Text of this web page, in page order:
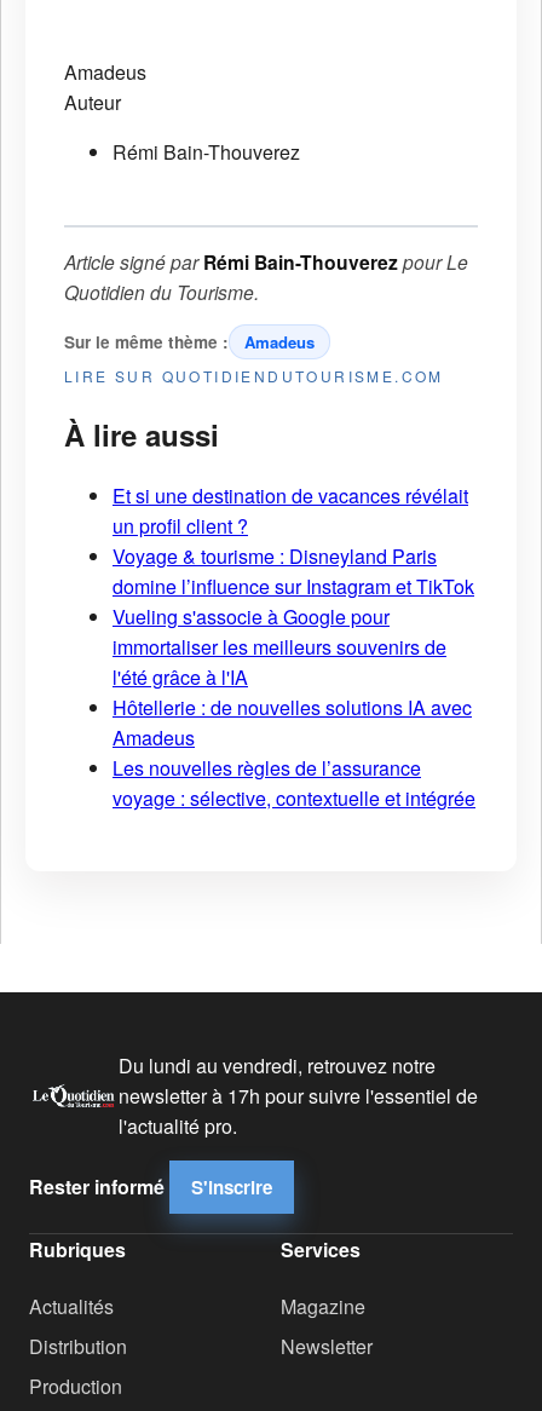
Amadeus
Auteur
Rémi Bain-Thouverez
Article signé parRémi Bain-ThouverezpourLe
Quotidien du Tourisme.
Sur le même thème : Amadeus
LIRE SUR QUOTIDIENDUTOURISME.COM
À lire aussi
Et si une destination de vacances révélait
un profil client ?
Voyage & tourisme : Disneyland Paris
domine l’influence sur Instagram et TikTok
Vueling s'associe à Google pour
immortaliser les meilleurs souvenirs de
l'été grâce à l'IA
Hôtellerie : de nouvelles solutions IA avec
Amadeus
Les nouvelles règles de l’assurance
voyage : sélective, contextuelle et intégrée
Du lundi au vendredi, retrouvez notre
newsletter à 17h pour suivre l'essentiel de
l'actualité pro.
Rester informé S'inscrire
Rubriques
Actualités
Distribution
Production
Services
Magazine
Newsletter